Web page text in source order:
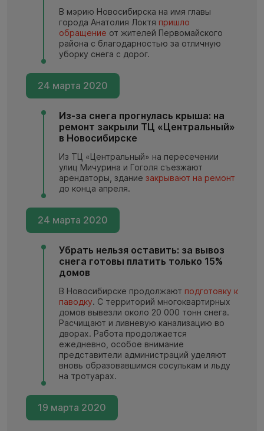
В мэрию Новосибирска на имя главы
города Анатолия Локтя пришло
обращение от жителей Первомайского
района с благодарностью за отличную
уборку снега с дорог.
24 марта 2020
Из-за снега прогнулась крыша: на
ремонт закрыли ТЦ «Центральный»
в Новосибирске
Из ТЦ «Центральный» на пересечении
улиц Мичурина и Гоголя съезжают
арендаторы, здание закрывают на ремонт
до конца апреля.
24 марта 2020
Убрать нельзя оставить: за вывоз
снега готовы платить только 15%
домов
В Новосибирске продолжают подготовку к
паводку. С территорий многоквартирных
домов вывезли около 20 000 тонн снега.
Расчищают и ливневую канализацию во
дворах. Работа продолжается
ежедневно, особое внимание
представители администраций уделяют
вновь образовавшимся сосулькам и льду
на тротуарах.
19 марта 2020